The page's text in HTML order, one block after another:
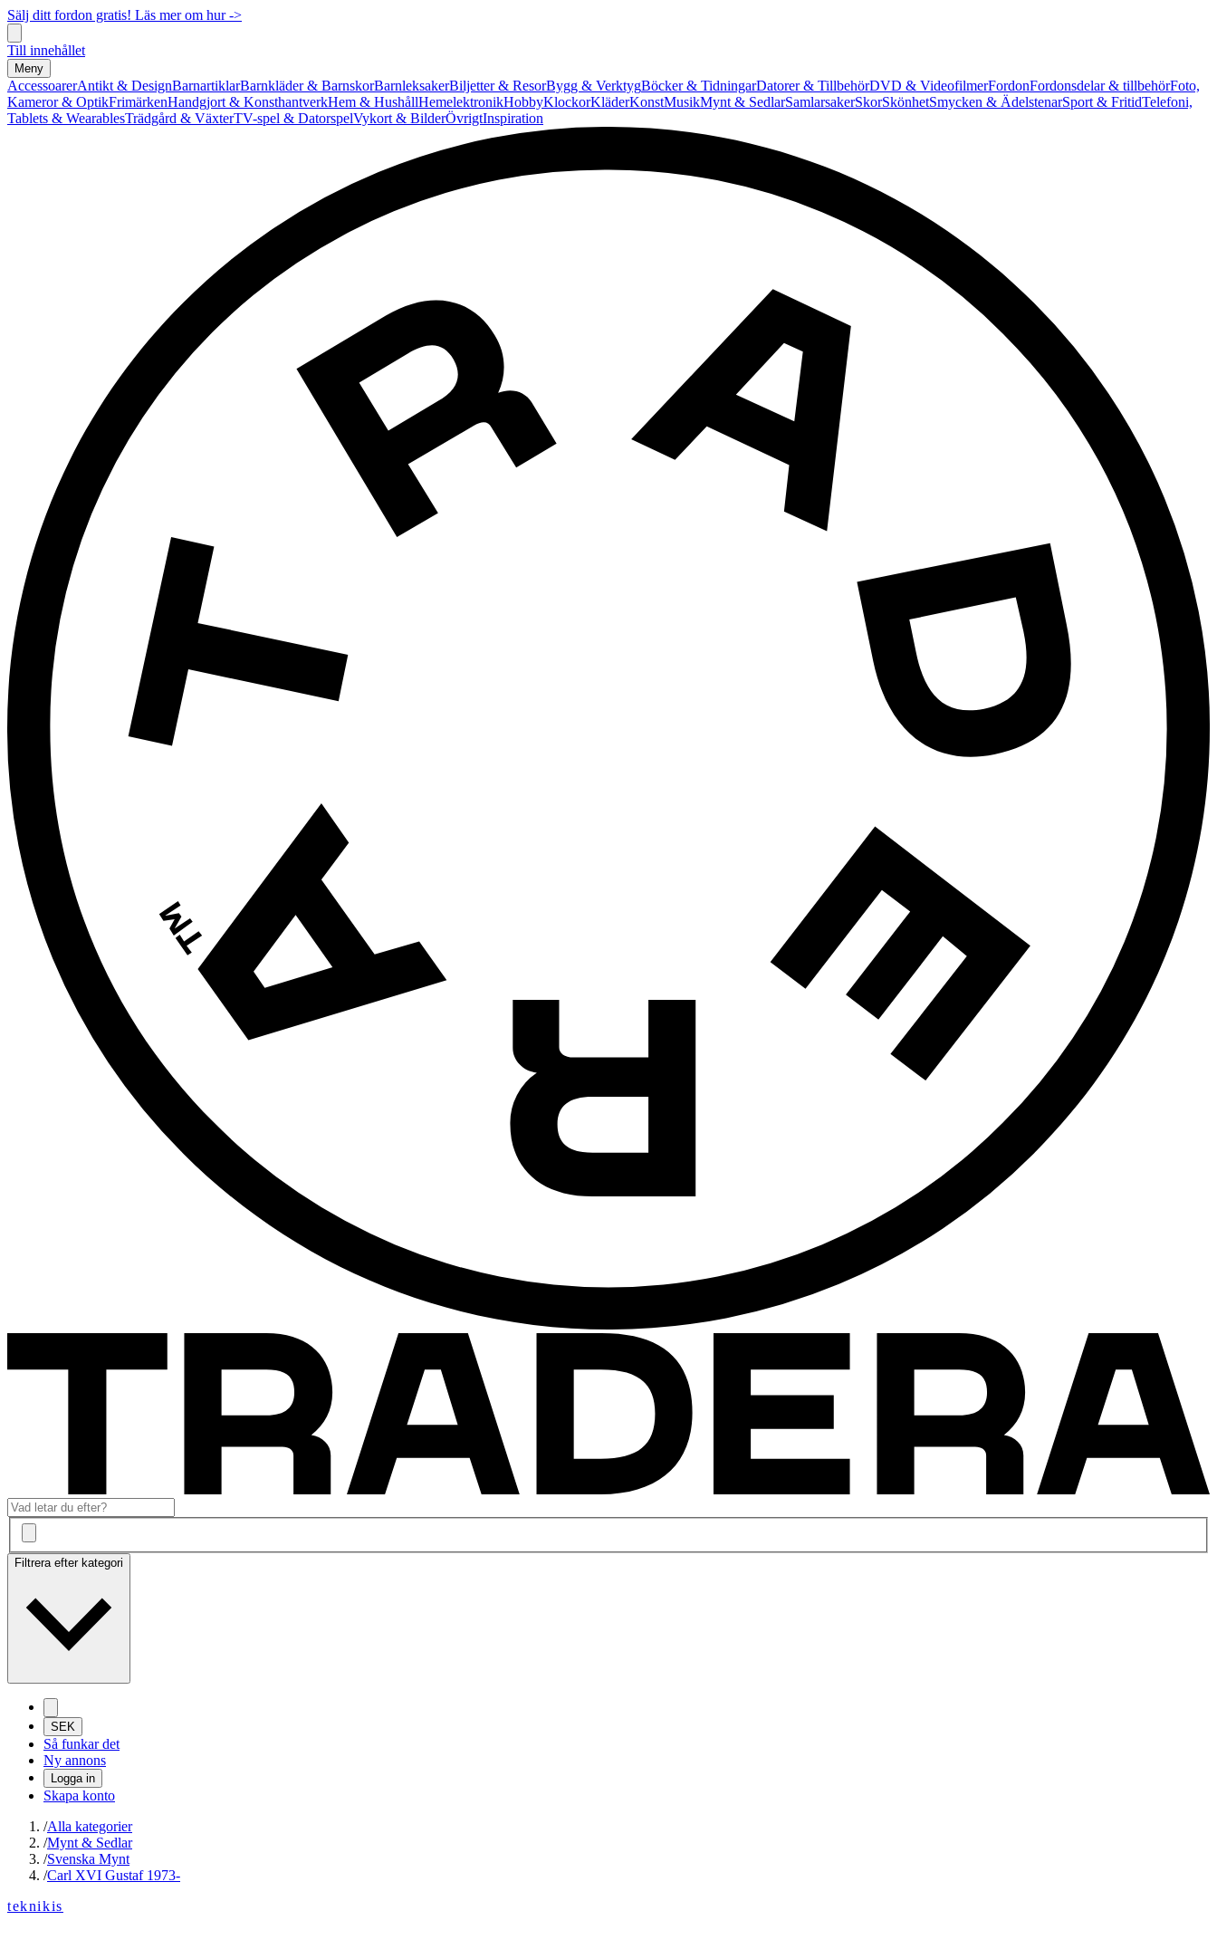
Sälj ditt fordon gratis! Läs mer om hur ->
Till innehållet
Meny
AccessoarerAntikt & DesignBarnartiklarBarnkläder & BarnskorBarnleksakerBiljetter & ResorBygg & VerktygBöcker & TidningarDatorer & TillbehörDVD & VideofilmerFordonFordonsdelar & tillbehörFoto,
Kameror & OptikFrimärkenHandgjort & KonsthantverkHem & HushållHemelektronikHobbyKlockorKläderKonstMusikMynt & SedlarSamlarsakerSkorSkönhetSmycken & ÄdelstenarSport & FritidTelefoni,
Tablets & WearablesTrädgård & VäxterTV-spel & DatorspelVykort & BilderÖvrigtInspiration
Filtrera efter kategori
SEK
Så funkar det
Ny annons
Logga in
Skapa konto
/Alla kategorier
/Mynt & Sedlar
/Svenska Mynt
/Carl XVI Gustaf 1973-
teknikis